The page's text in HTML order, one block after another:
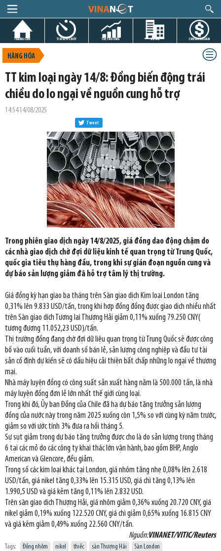
TRANG CHỦ TIN GIỜ CHÓT THỊ TRƯỜNG DỰ ÁN CHỨNG KHOÁN
HÀNG HÓA
TT kim loại ngày 14/8: Đồng biến động trái
chiều do lo ngại về nguồn cung hỗ trợ
14:54 14/08/2025
Tweet
Trong phiên giao dịch ngày 14/8/2025, giá đồng dao động chậm do
các nhà giao dịch chờ đợi dữ liệu kinh tế quan trọng từ Trung Quốc,
quốc gia tiêu thụ hàng đầu, trong khi sự gián đoạn nguồn cung và
dự báo sản lượng giảm đã hỗ trợ tâm lý thị trường.
Giá đồng kỳ hạn giao ba tháng trên Sàn giao dịch Kim loại London tăng
0,31% lên 9.833 USD/tấn, trong khi hợp đồng đồng được giao dịch nhiều nhất
trên Sàn giao dịch Tương lai Thượng Hải giảm 0,11% xuống 79.250 CNY(
tương đương 11.052,23 USD)/tấn.
Thị trường đồng đang chờ đợi dữ liệu quan trọng từ Trung Quốc sẽ được công
bố vào cuối tuần, với doanh số bán lẻ, sản lượng công nghiệp và đầu tư tài
sản cố định dự kiến sẽ có dấu hiệu cải thiện bất chấp những lo ngại về thương
mại.
Nhà máy luyện đồng có công suất sản xuất hàng năm là 500.000 tấn, là nhà
máy luyện đồng đơn lẻ lớn nhất thế giới cùng loại.
Trong khi đó, Ủy ban Đồng của Chile đã hạ dự báo tăng trưởng sản lượng
đồng của nước này trong năm 2025 xuống còn 1,5% so với cùng kỳ năm trước,
giảm so với ước tính 3% đưa ra hồi tháng 5.
Sự sụt giảm trong dự báo tăng trưởng được cho là do sản lượng trong tháng
6 tại các mỏ do các công ty khai thác lớn vận hành, bao gồm BHP, Anglo
American và Glencore, đều giảm.
Trong số các kim loại khác tại London, giá nhôm tăng nhẹ 0,08% lên 2.618
USD/tấn, giá nikel tăng 0,33% lên 15.315 USD, giá chì tăng 0,13% lên
1.990,5 USD và giá kẽm tăng 0,11% lên 2.832 USD.
Trên sàn giao dịch Thượng Hải, giá nhôm giảm 0,36% xuống 20.720 CNY, giá
nikel giảm 0,19% xuống 122.520 CNY, giá chì giảm 0,65% xuống 16.815 CNY
và giá kẽm giảm 0,49% xuống 22.560 CNY/tấn.
Nguồn:VINANET/VITIC/Reuters
Tags: Đồng nhôm nikel thiếc sàn Thượng Hải Sàn London